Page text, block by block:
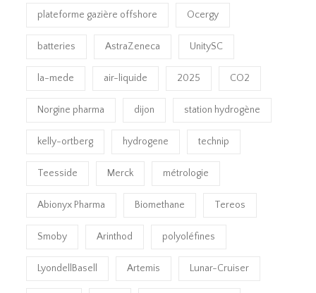
plateforme gazière offshore Ocergy
batteries AstraZeneca UnitySC
la-mede air-liquide 2025 CO2
Norgine pharma dijon station hydrogène
kelly-ortberg hydrogene technip
Teesside Merck métrologie
Abionyx Pharma Biomethane Tereos
Smoby Arinthod polyoléfines
LyondellBasell Artemis Lunar-Cruiser